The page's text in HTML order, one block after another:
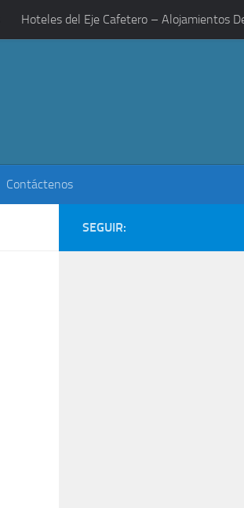
Hoteles del Eje Cafetero – Alojamientos
Contáctenos
SEGUIR: